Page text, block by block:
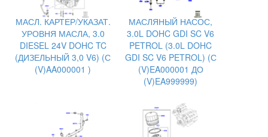
МАСЛ. КАРТЕР/УКАЗАТ.
УРОВНЯ МАСЛА, 3.0
DIESEL 24V DOHC TC
(ДИЗЕЛЬНЫЙ 3,0 V6) (С
(V)AA000001 )
МАСЛЯНЫЙ НАСОС,
3.0L DOHC GDI SC V6
PETROL (3.0L DOHC
GDI SC V6 PETROL) (С
(V)EA000001 ДО
(V)EA999999)